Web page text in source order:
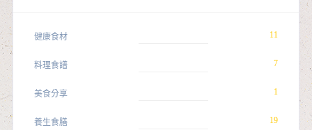
健康食材 11
料理食譜 7
美食分享 1
養生食膳 19